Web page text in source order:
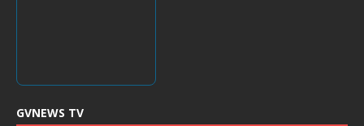
GVNEWS TV